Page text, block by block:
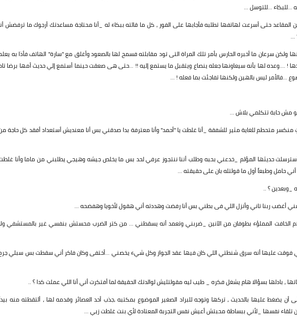
...للبكاء ...للتوسل ...
حتى أسرعت لهاتفها تطلبه فأجابها على الفور ، كل ما قالته ببكاء له _أنا محتاجة مساعدتك أرجوك ما ترفضش
...
ولكن سرعان ما أخبره الحارس بأمر تلك المراة التى تود مقابلته فسمح لها بالصعود وأغلق مع "سارة" الهاتف فأذا به
! ....وعده لها بأنه سيعاونها جعله ينصاع ويتقبل ما يستمع إليه !! ...حتى هى صعقت حينما أستمع إلي حديث أمها برضا
...فالأمر ليس بالهين ولكنها تفاجئت بما فعله ! ...
مش حابة تتكلمي بلاش ...
متحطم للغاية مثير للشفقة _أنا غلطت يا "أحمد" وأنا معترفة بدا صدقني بس أنا معنديش أستعداد أفقد كل حاجة
حديثها المؤلم _خدعني بحبه وطلب أننا ننتجوز عرفي لحد بس ما يخلص جيشه وهيجي يطلبني من ماما وأنا
حامل وطبعاً أول ما قولتله بان على حقيقته ...
_وبعدين ؟ ..
أغضب ربنا تاني وأنزل اللي فى بطني بس أنا رفضت وهددته أني هقول لأخويا وهفضحه ...
الخافت المملؤء بطوفان من الآنين _ضربني وتعمد أنه يسقطني ... من كتر الضرب محستش بنفسي غير بالمستشفي
فوقت عليها أنه سرق شنطتي اللي كان فيها عقد الجواز وكل شيء يخصني ...أختفى وكان فاكر أني سقطت بس سبلي
، بادلها بسؤالا هام يشغل فكره _ طيب ليه مقولتليش لوالدتك الحقيقة لما أفتكرت أني أنا اللي عملت كدا ؟ ..
يضغط عليها بالحديث ، تركها وتوجه للبراد الصغير الموضوع بمكتبه ،جذب أحد العصائر وقدمه لها ، ألتقطته منه
نفسها _لأني ببساطة محبتش أعيش نفس التجربة المعتادة لأي بنت غلطت زيي ...